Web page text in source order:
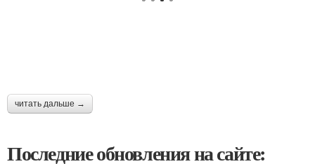
читать дальше →
Последние обновления на сайте: